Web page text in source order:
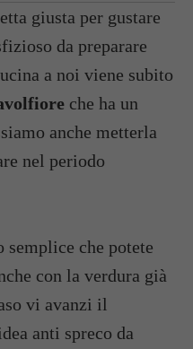
giusta per gustare
da preparare
a noi viene subito
che ha un
anche metterla
nel periodo
che potete
con la verdura già
vi avanzi il
anti spreco da